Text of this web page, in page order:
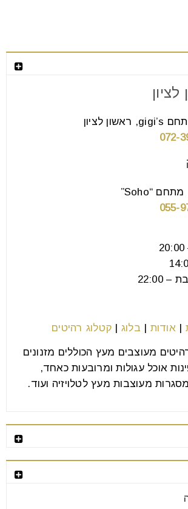
072-
055-
22:00
|אודות | בלוג | קטלוג רהיטים
מעוצבים מעץ הכוללים מזנונים
אוכל עגולות ומרובעות כאחד,
מעוצבות מעץ לטלויזיה ועוד.